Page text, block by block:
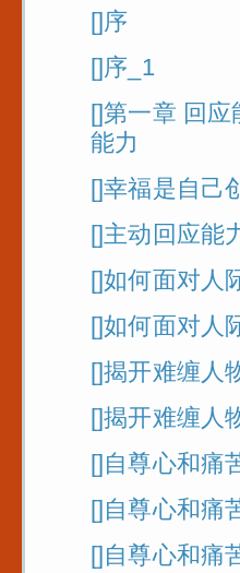
[]序
[]序_1
[]第一章 回应
能力
[]幸福是自己
[]主动回应能
[]如何面对人
[]如何面对人
[]揭开难缠人
[]揭开难缠人
[]自尊心和痛
[]自尊心和痛
[]自尊心和痛